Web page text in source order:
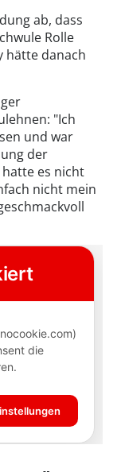
ab, dass
Rolle
hätte danach
"Ich
und war
der
hatte es nicht
nicht mein